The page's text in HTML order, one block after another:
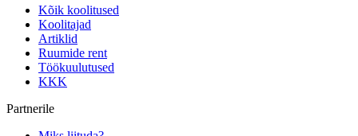
Kõik koolitused
Koolitajad
Artiklid
Ruumide rent
Töökuulutused
KKK
Partnerile